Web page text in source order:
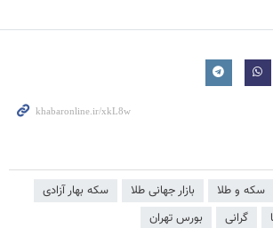
سکه و طلا بازار جهانی طلا
سکه بهار آزادی
گرانی
بورس تهران